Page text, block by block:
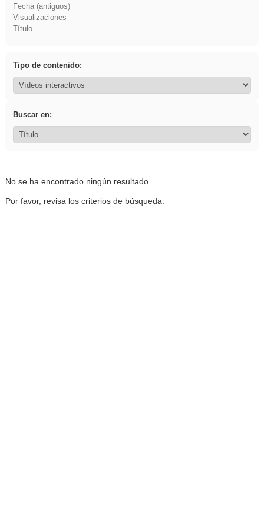
Fecha (antiguos)
Visualizaciones
Título
Tipo de contenido:
Buscar en:
No se ha encontrado ningún resultado.
Por favor, revisa los criterios de búsqueda.